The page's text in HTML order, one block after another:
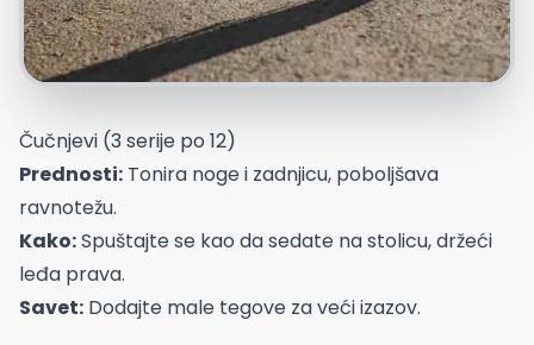
Čučnjevi (3 serije po 12)
Prednosti: Tonira noge i zadnjicu, poboljšava
ravnotežu.
Kako:Spuštajte se kao da sedate na stolicu, držeći
leđa prava.
Savet: Dodajte male tegove za veći izazov.